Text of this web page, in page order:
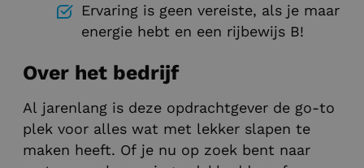
Ervaring is geen vereiste, als je maar
energie hebt en een rijbewijs B!
Over het bedrijf
Al jarenlang is deze opdrachtgever de go-to
plek voor alles wat met lekker slapen te
maken heeft. Of je nu op zoek bent naar